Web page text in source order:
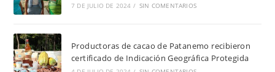
7 DE JULIO DE 2024 / SIN COMENTARIOS
Productoras de cacao de Patanemo recibieron
certificado de Indicación Geográfica Protegida